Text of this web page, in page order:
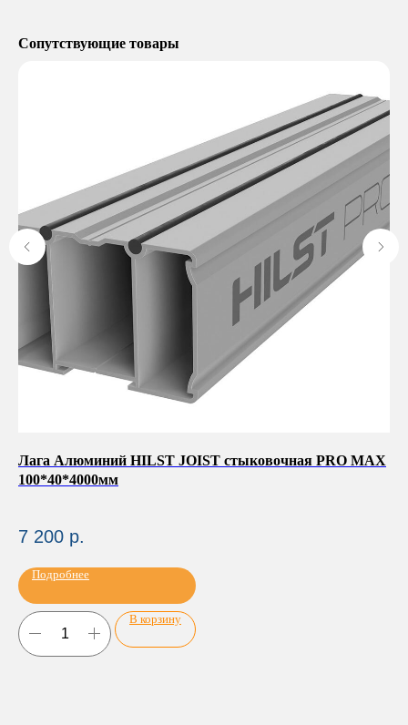
Сопутствующие товары
Лага Алюминий HILST JOIST стыковочная PRO MAX
100*40*4000мм
7 200 р.
Подробнее
В корзину